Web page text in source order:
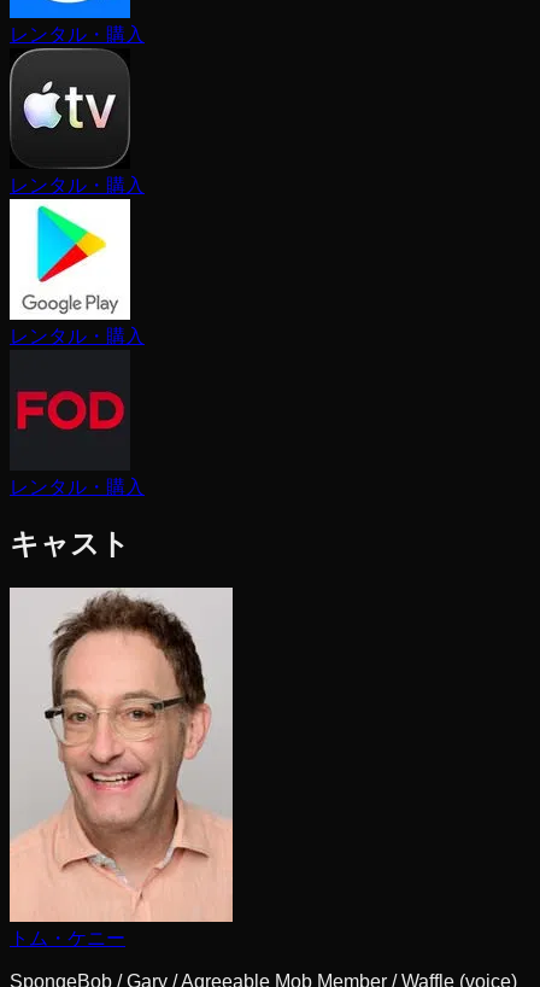
レンタル・購入
レンタル・購入
レンタル・購入
レンタル・購入
キャスト
トム・ケニー
SpongeBob / Gary / Agreeable Mob Member / Waffle (voice)